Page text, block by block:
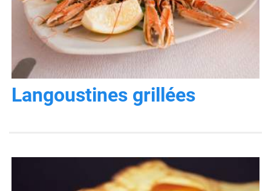
Langoustines grillées